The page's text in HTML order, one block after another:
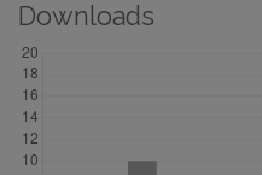
Downloads